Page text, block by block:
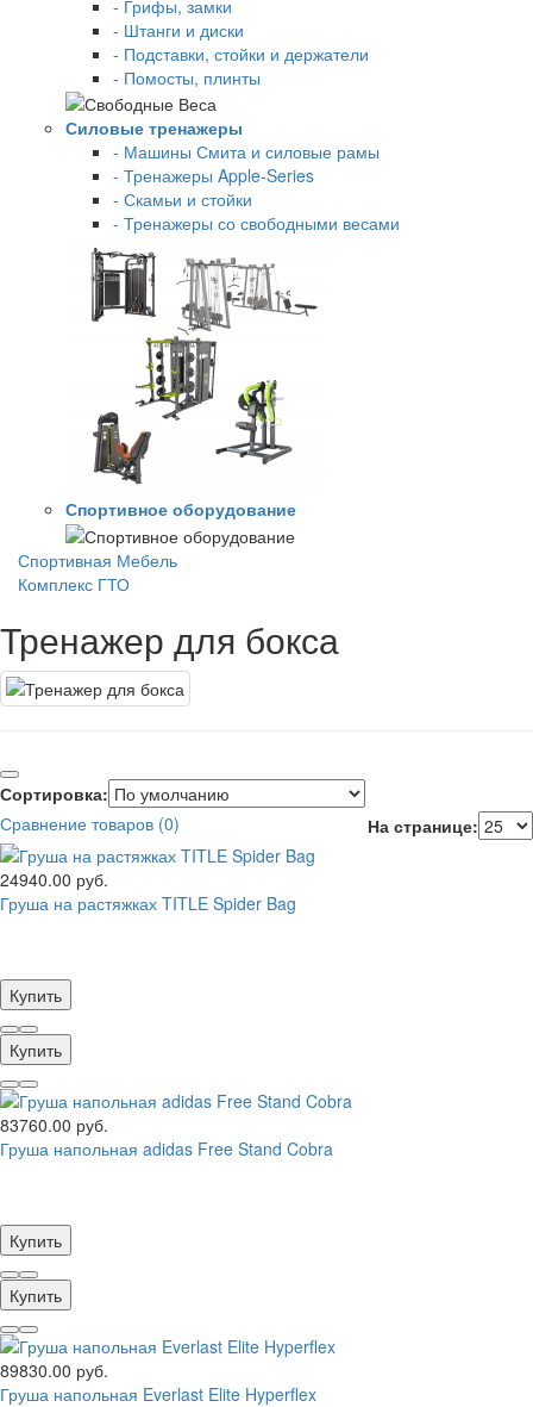
- Грифы, замки
- Штанги и диски
- Подставки, стойки и держатели
- Помосты, плинты
Силовые тренажеры
- Машины Смита и силовые рамы
- Тренажеры Apple-Series
- Скамьи и стойки
- Тренажеры со свободными весами
Спортивное оборудование
Спортивная Мебель
Комплекс ГТО
Тренажер для бокса
Сортировка:
На странице:
Сравнение товаров (0)
24940.00 руб.
Груша на растяжках TITLE Spider Bag
Купить
Купить
83760.00 руб.
Груша напольная adidas Free Stand Cobra
Купить
Купить
89830.00 руб.
Груша напольная Everlast Elite Hyperflex